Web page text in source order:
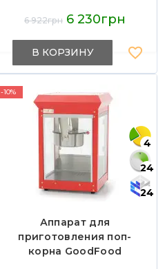
6 922грн 6 230грн
В КОРЗИНУ
-10%
4
24
24
Аппарат для
приготовления поп-
корна GoodFood